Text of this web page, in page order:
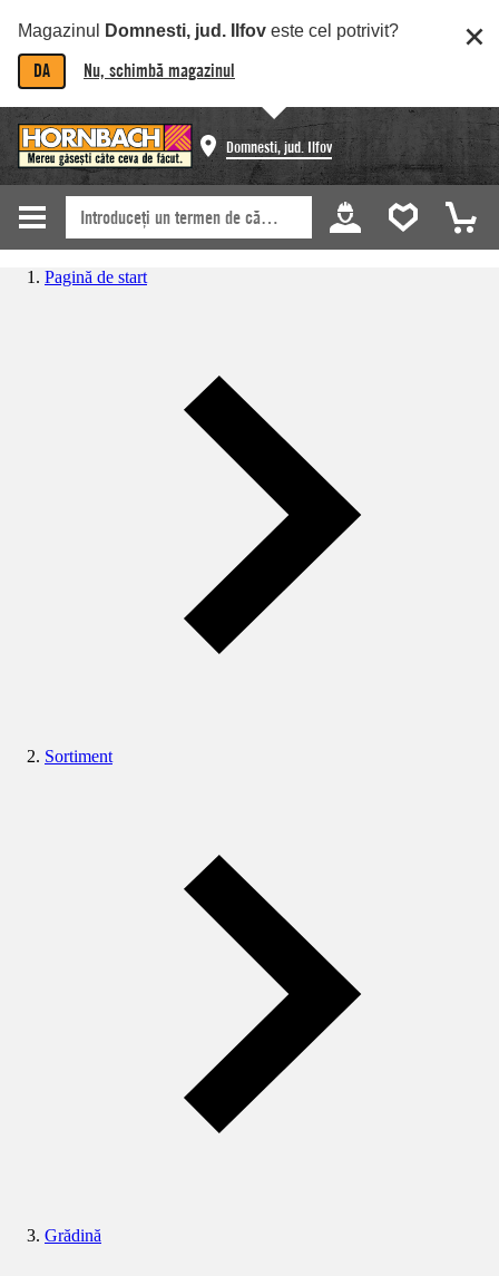
Magazinul Domnesti, jud. Ilfov este cel potrivit?
DA Nu, schimbă magazinul
Domnesti, jud. Ilfov
Pagină de start
Sortiment
Grădină